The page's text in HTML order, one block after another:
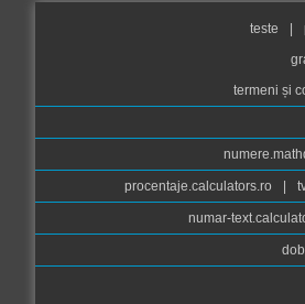
teste
termeni și
procentaje.calculators.ro
numar-